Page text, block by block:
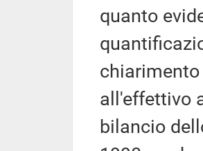
quanto
chiarimento
all'effettivo
bilancio